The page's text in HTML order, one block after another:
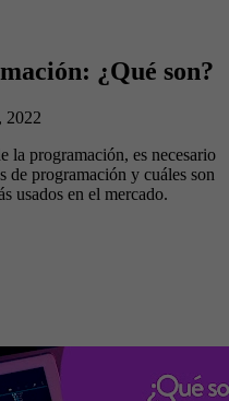
¿Qué son?
2022
la programación, es necesario
de programación y cuáles son
usados en el mercado.